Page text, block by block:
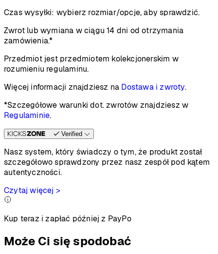
Czas wysyłki: wybierz rozmiar/opcje, aby sprawdzić.
Zwrot lub wymiana w ciągu 14 dni od otrzymania
zamówienia.*
Przedmiot jest przedmiotem kolekcjonerskim w
rozumieniu regulaminu.
Więcej informacji znajdziesz na Dostawa i zwroty.
*Szczegółowe warunki dot. zwrotów znajdziesz w
Regulaminie.
Verified
Nasz system, który świadczy o tym, że produkt został
szczegółowo sprawdzony przez nasz zespół pod kątem
autentyczności.
Czytaj więcej >
Kup teraz i zapłać później z PayPo
Może Ci się spodobać